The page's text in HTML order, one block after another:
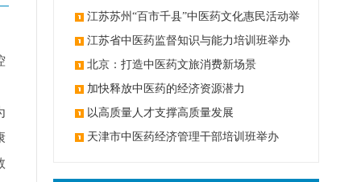
江苏苏州“百市千县”中医药文化惠民活动举
办 江苏省中医药监督知识与能力培训班举办
北京：打造中医药文旅消费新场景
加快释放中医药的经济资源潜力
以高质量人才支撑高质量发展
天津市中医药经济管理干部培训班举办